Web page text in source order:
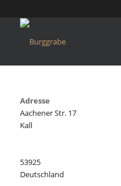
Adresse
Aachener Str. 17
Kall
53925
Deutschland